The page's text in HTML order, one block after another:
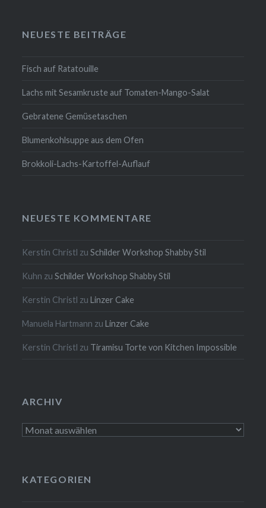
NEUESTE BEITRÄGE
Fisch auf Ratatouille
Lachs mit Sesamkruste auf Tomaten-Mango-Salat
Gebratene Gemüsetaschen
Blumenkohlsuppe aus dem Ofen
Brokkoli-Lachs-Kartoffel-Auflauf
NEUESTE KOMMENTARE
Kerstin Christl zuSchilder Workshop Shabby Stil
Kuhn zuSchilder Workshop Shabby Stil
Kerstin Christl zuLinzer Cake
Manuela Hartmann zuLinzer Cake
Kerstin Christl zu Tiramisu Torte von Kitchen Impossible
ARCHIV
Archiv
KATEGORIEN